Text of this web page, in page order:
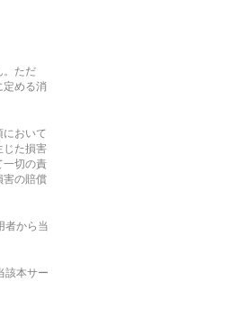
。ただ
定める消
において
じた損害
一切の責
害の賠償
者から当
該本サー